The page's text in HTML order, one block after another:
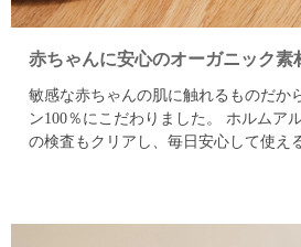
赤ちゃんに安心のオーガニック素
敏感な赤ちゃんの肌に触れるものだか
ン100％にこだわりました。
ホルムア
の検査もクリアし、毎日安心して使え